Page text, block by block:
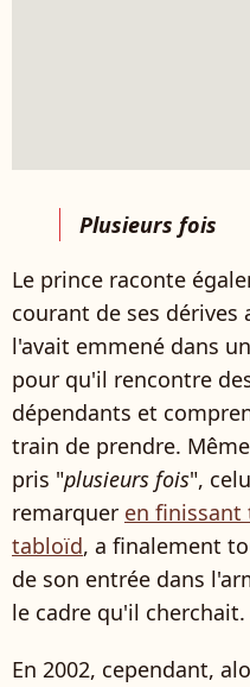
Plusieurs fois
Le prince raconte
courant de ses dérives
l'avait emmené dans
pour qu'il rencontre
dépendants et
train de prendre.
pris "plusieurs fois",
remarquer en finissant
tabloïd, a finalement
de son entrée dans
le cadre qu'il cherchait.
En 2002, cependant,